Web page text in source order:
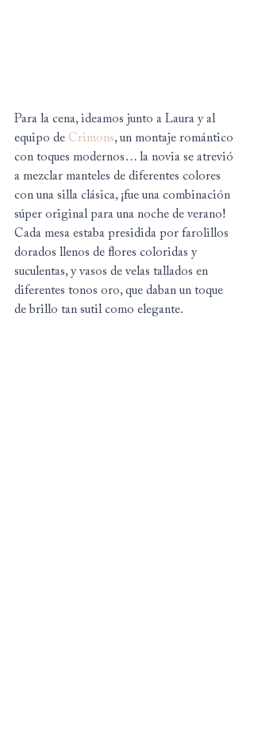
Para la cena, ideamos junto a Laura y al
equipo de Crimons, un montaje romántico
con toques modernos… la novia se atrevió
a mezclar manteles de diferentes colores
con una silla clásica, ¡fue una combinación
súper original para una noche de verano!
Cada mesa estaba presidida por farolillos
dorados llenos de flores coloridas y
suculentas, y vasos de velas tallados en
diferentes tonos oro, que daban un toque
de brillo tan sutil como elegante.